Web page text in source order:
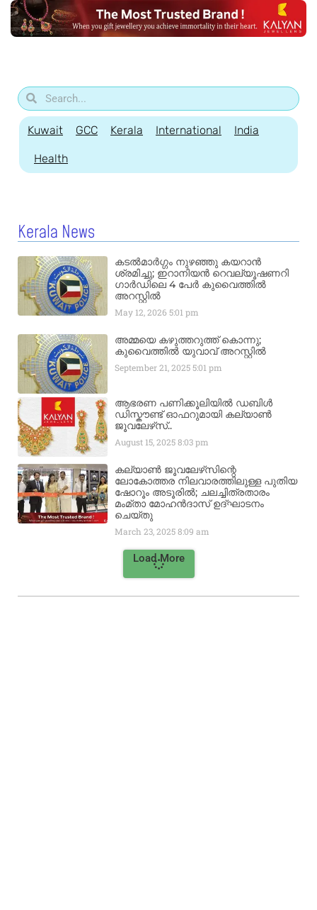
Kuwait GCC Kerala International India
Health
Kerala News
കടൽമാർഗ്ഗം നുഴഞ്ഞു കയറാൻ
ശ്രമിച്ചു; ഇറാനിയൻ റെവല്യൂഷണറി
ഗാർഡിലെ 4 പേർ കുവൈത്തിൽ
അറസ്റ്റിൽ
May 12, 20265:01 pm
അമ്മയെ കഴുത്തറുത്ത് കൊന്നു;
കുവൈത്തിൽ യുവാവ് അറസ്റ്റിൽ
September 21, 20255:01 pm
ആഭരണ പണിക്കൂലിയിൽ ഡബിൾ
ഡിസ്കൗണ്ട് ഓഫറുമായി കല്യാൺ
ജൂവലേഴ്‌സ്..
August 15, 20258:03 pm
കല്യാൺ ജൂവലേഴ്‌സിന്റെ
ലോകോത്തര നിലവാരത്തിലുള്ള പുതിയ
ഷോറൂം അടൂരിൽ; ചലച്ചിത്രതാരം
മംമ്താ മോഹൻദാസ് ഉദ്ഘാടനം
ചെയ്‌തു
March 23, 20258:09 am
Load More